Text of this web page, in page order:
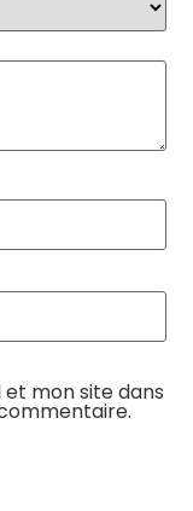
mon site dans